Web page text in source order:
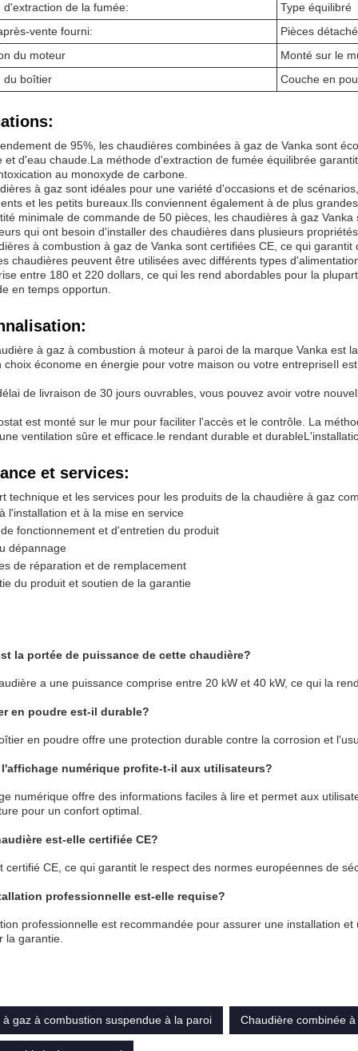
d'extraction de la fumée:
Type équilibré
vente fourni:
Pièces
du moteur
Monté sur le
du boîtier
Couche en
de 95%, les chaudières combinées à gaz de Vanka sont
et d'eau chaude.La méthode d'extraction de fumée équilibrée
au monoxyde de carbone.
à gaz sont idéales pour une variété d'occasions et de
et les petits bureaux.Ils conviennent également à de plus
minimale de commande de 50 pièces, les chaudières à gaz
qui ont besoin d'installer des chaudières dans plusieurs
à combustion à gaz de Vanka sont certifiées CE, ce qui
chaudières peuvent être utilisées avec différents types
entre 180 et 220 dollars, ce qui les rend abordables pour la
en temps opportun.
à gaz à combustion à moteur à paroi de la marque Vanka est
choix économe en énergie pour votre maison ou votre entrepriseIl
de livraison de 30 jours ouvrables, vous pouvez avoir votre
est monté sur le mur pour faciliter l'accès et le contrôle. La
ventilation sûre et efficace.le rendant durable et
et services:
technique et les services pour les produits de la chaudière à gaz
l'installation et à la mise en service
fonctionnement et d'entretien du produit
dépannage
de réparation et de remplacement
du produit et soutien de la garantie
la portée de puissance de cette chaudière?
a une puissance comprise entre 20 kW et 40 kW, ce qui la
en poudre est-il durable?
en poudre offre une protection durable contre la corrosion et
numérique profite-t-il aux utilisateurs?
numérique offre des informations faciles à lire et permet aux
pour un confort optimal.
est-elle certifiée CE?
certifié CE, ce qui garantit le respect des normes européennes de
professionnelle est-elle requise?
professionnelle est recommandée pour assurer une installation
la garantie.
à gaz à combustion suspendue à la paroi Chaudière combinée